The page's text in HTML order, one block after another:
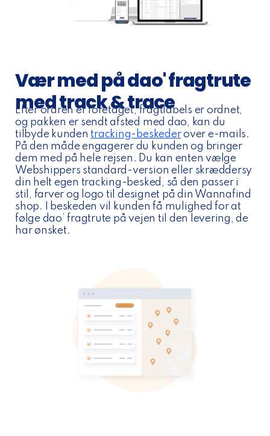
Vær med på dao' fragtrute
med track & trace
Efter ordren er foretaget, fragtlabels er ordnet,
og pakken er sendt afsted med dao, kan du
tilbyde kunden tracking-beskederover e-mails.
På den måde engagerer du kunden og bringer
dem med på hele rejsen. Du kan enten vælge
Webshippers standard-version eller skræddersy
din helt egen tracking-besked, så den passer i
stil, farver og logo til designet på din Wannafind
shop. I beskeden vil kunden få mulighed for at
følge dao’ fragtrute på vejen til den levering, de
har ønsket.